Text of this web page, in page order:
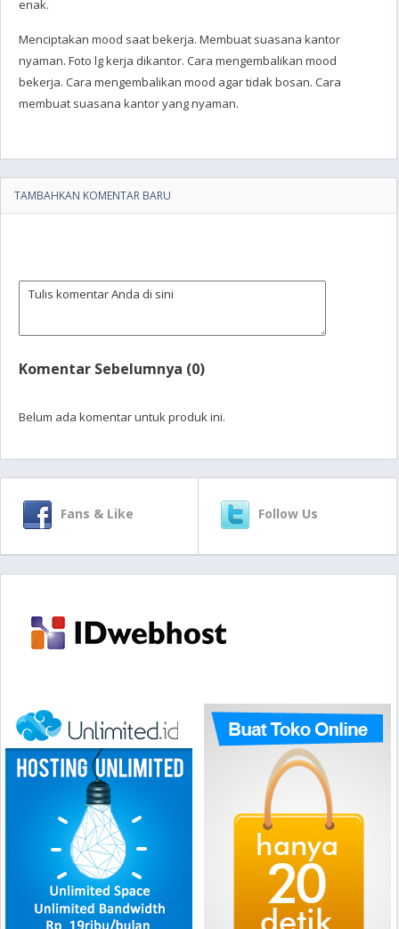
enak.
Menciptakan mood saat bekerja. Membuat suasana kantor
nyaman. Foto lg kerja dikantor. Cara mengembalikan mood
bekerja. Cara mengembalikan mood agar tidak bosan. Cara
membuat suasana kantor yang nyaman.
TAMBAHKAN KOMENTAR BARU
Komentar Sebelumnya (0)
Belum ada komentar untuk produk ini.
Fans & Like Follow Us